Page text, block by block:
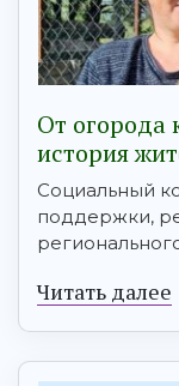
От огорода
история
Социальный
поддержки,
Читать далее